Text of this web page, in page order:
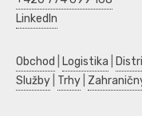
LinkedIn
Obchod Logistika
Služby Trhy